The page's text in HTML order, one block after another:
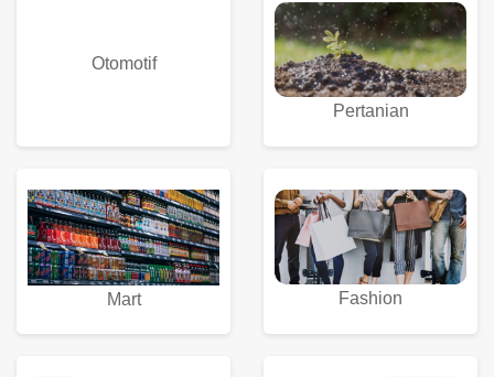
Otomotif
Pertanian
Mart Fashion